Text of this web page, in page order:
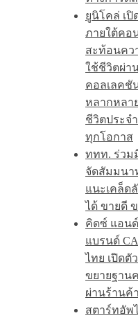
ยูนิโคล่ เปิ
ภายใต้คอน
สะท้อนคว
ใช้ชีวิตผ่า
คอลเลคชั
หลากหลา
ชีวิตประจ
ทุกโอกาส
ททท. ร่วม
จัดสัมมนา
แนะเคล็ด
ได้ ขายดี
คิดซ์ แอน
แบรนด์
ไทย เปิดตัว
ขยายฐาน
ผ่านร้านค้
สตาร์ทอัพ